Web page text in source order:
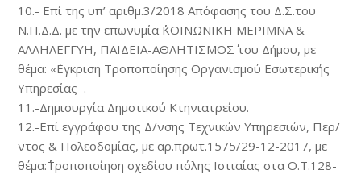
10.- Επί της υπ’ αριθμ.3/2018 Απόφασης του Δ.Σ.του
Ν.Π.Δ.Δ. με την επωνυμία ΄΄ΚΟΙΝΩΝΙΚΗ ΜΕΡΙΜΝΑ &
ΑΛΛΗΛΕΓΓΥΗ, ΠΑΙΔΕΙΑ-ΑΘΛΗΤΙΣΜΟΣ΄΄ του Δήμου, με
θέμα: «΄Εγκριση Τροποποίησης Οργανισμού Εσωτερικής
Υπηρεσίας¨.
11.-Δημιουργία Δημοτικού Κτηνιατρείου.
12.-Επί εγγράφου της Δ/νσης Τεχνικών Υπηρεσιών, Περ/
ντος & Πολεοδομίας, με αρ.πρωτ.1575/29-12-2017, με
θέμα:΄΄Τροποποίηση σχεδίου πόλης Ιστιαίας στα Ο.Τ.128-